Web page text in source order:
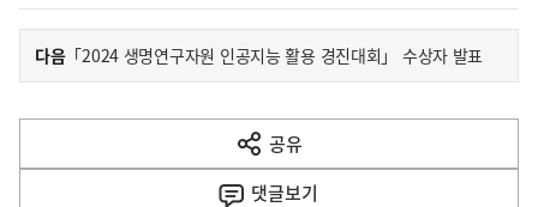
이
전
다
음
다음기
「2024 생명연구자원 인공지능 활용 경진대회」 수상자 발표
공유
열
기
댓글보기